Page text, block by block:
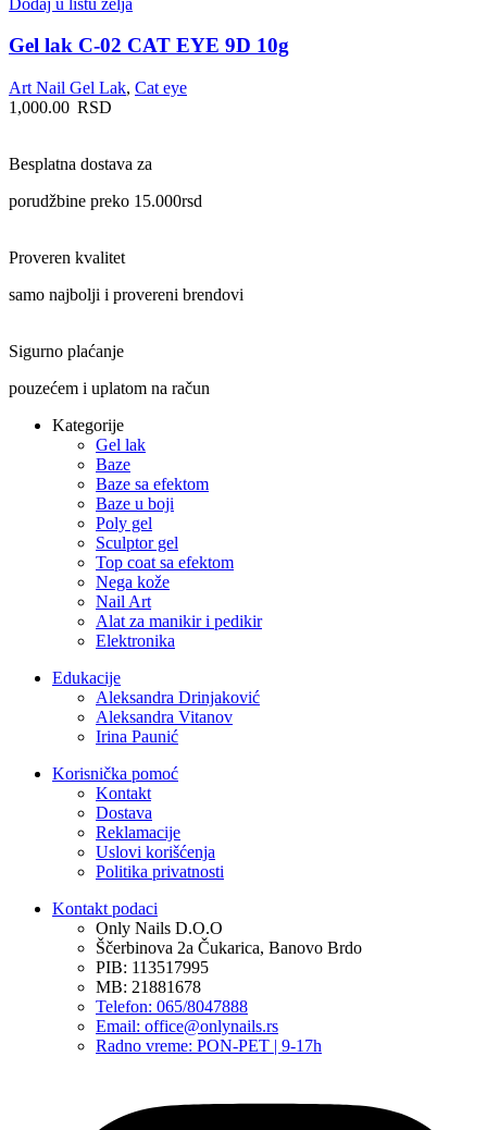
Gel lak C-02 CAT EYE 9D 10g
Art Nail Gel Lak, Cat eye
1,000.00 RSD
Besplatna dostava za
porudžbine preko 15.000rsd
Proveren kvalitet
samo najbolji i provereni brendovi
Sigurno plaćanje
pouzećem i uplatom na račun
Kategorije
Gel lak
Baze
Baze sa efektom
Baze u boji
Poly gel
Sculptor gel
Top coat sa efektom
Nega kože
Nail Art
Alat za manikir i pedikir
Elektronika
Edukacije
Aleksandra Drinjaković
Aleksandra Vitanov
Irina Paunić
Korisnička pomoć
Kontakt
Dostava
Reklamacije
Uslovi korišćenja
Politika privatnosti
Kontakt podaci
Only Nails D.O.O
Ščerbinova 2a Čukarica, Banovo Brdo
PIB: 113517995
MB: 21881678
Telefon: 065/8047888
Email: office@onlynails.rs
Radno vreme: PON-PET | 9-17h